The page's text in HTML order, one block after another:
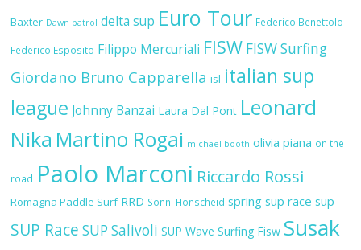
Baxter Dawn patrol delta sup Euro Tour Federico Benettolo
Federico Esposito Filippo Mercuriali FISW FISW Surfing
Giordano Bruno Capparella isl italian sup
league Johnny Banzai Laura Dal Pont Leonard
Nika Martino Rogai michael booth olivia piana on the
road Paolo Marconi Riccardo Rossi
Romagna Paddle Surf RRD Sonni Hönscheid spring sup race sup
SUP Race SUP Salivoli SUP Wave Surfing Fisw Susak